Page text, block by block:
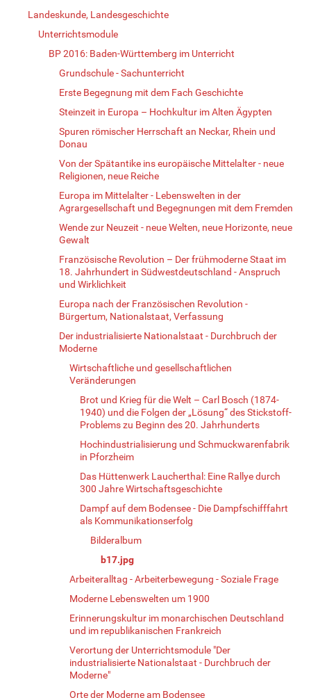
Landeskunde, Landesgeschichte
Unterrichtsmodule
BP 2016: Baden-Württemberg im Unterricht
Grundschule - Sachunterricht
Erste Begegnung mit dem Fach Geschichte
Steinzeit in Europa – Hochkultur im Alten Ägypten
Spuren römischer Herrschaft an Neckar, Rhein und
Donau
Von der Spätantike ins europäische Mittelalter - neue
Religionen, neue Reiche
Europa im Mittelalter - Lebenswelten in der
Agrargesellschaft und Begegnungen mit dem Fremden
Wende zur Neuzeit - neue Welten, neue Horizonte, neue
Gewalt
Französische Revolution – Der frühmoderne Staat im
18. Jahrhundert in Südwestdeutschland - Anspruch
und Wirklichkeit
Europa nach der Französischen Revolution -
Bürgertum, Nationalstaat, Verfassung
Der industrialisierte Nationalstaat - Durchbruch der
Moderne
Wirtschaftliche und gesellschaftlichen
Veränderungen
Brot und Krieg für die Welt – Carl Bosch (1874-
1940) und die Folgen der „Lösung“ des Stickstoff-
Problems zu Beginn des 20. Jahrhunderts
Hochindustrialisierung und Schmuckwarenfabrik
in Pforzheim
Das Hüttenwerk Laucherthal: Eine Rallye durch
300 Jahre Wirtschaftsgeschichte
Dampf auf dem Bodensee - Die Dampfschifffahrt
als Kommunikationserfolg
Bilderalbum
b17.jpg
Arbeiteralltag - Arbeiterbewegung - Soziale Frage
Moderne Lebenswelten um 1900
Erinnerungskultur im monarchischen Deutschland
und im republikanischen Frankreich
Verortung der Unterrichtsmodule "Der
industrialisierte Nationalstaat - Durchbruch der
Moderne"
Orte der Moderne am Bodensee